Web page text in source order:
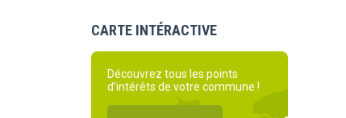
CARTE INTÉRACTIVE
Découvrez tous les points
d’intérêts de votre commune !